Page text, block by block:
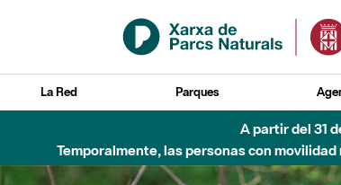
Saltar al contenido principal
La Red Parques
A partir del 31
Temporalmente, las personas con